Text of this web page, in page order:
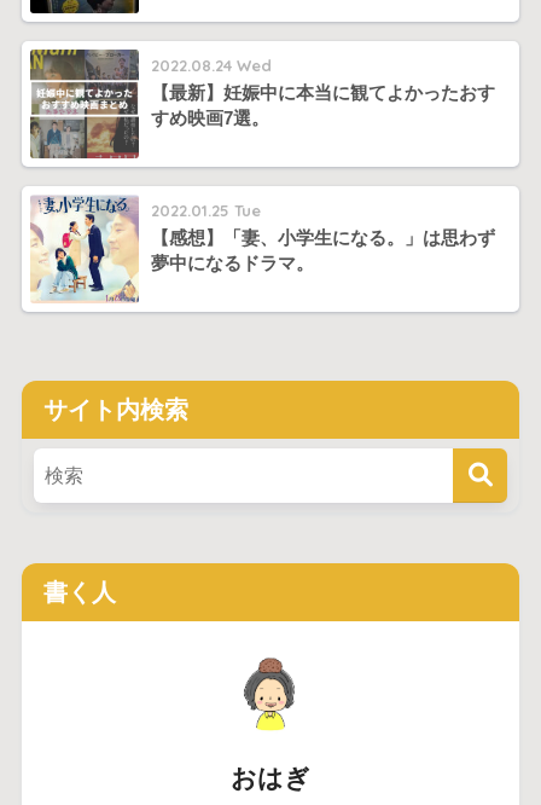
2022.08.24 Wed
【最新】妊娠中に本当に観てよかったおす
すめ映画7選。
2022.01.25 Tue
【感想】「妻、小学生になる。」は思わず
夢中になるドラマ。
サイト内検索
書く人
おはぎ